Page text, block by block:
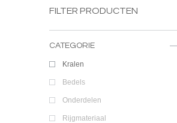
FILTER PRODUCTEN
CATEGORIE
Kralen
Bedels
Onderdelen
Rijgmateriaal